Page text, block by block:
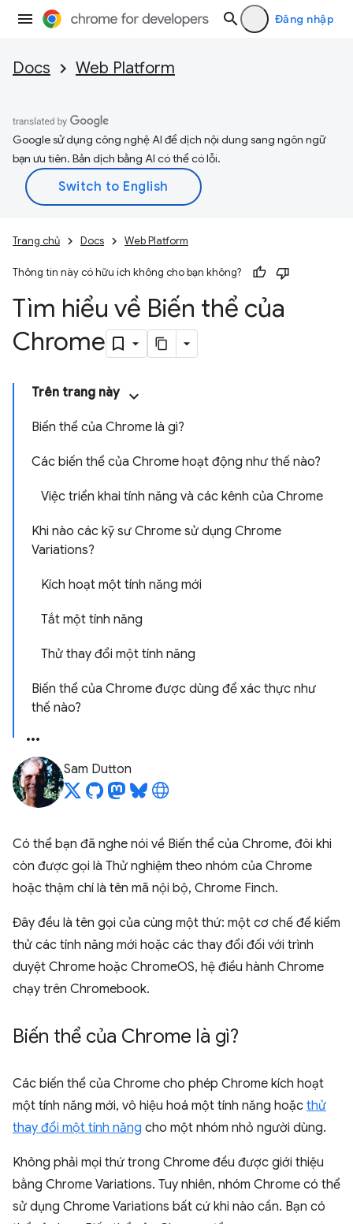
Đăng nhập
Docs Web Platform
Google sử dụng công nghệ AI để dịch nội dung sang ngôn ngữ
bạn ưu tiên. Bản dịch bằng AI có thể có lỗi.
Trang chủ Docs Web Platform
Thông tin này có hữu ích không cho bạn không?
Tìm hiểu về Biến thể của
Chrome
Trên trang này
Biến thể của Chrome là gì?
Các biến thể của Chrome hoạt động như thế nào?
Việc triển khai tính năng và các kênh của Chrome
Khi nào các kỹ sư Chrome sử dụng Chrome
Variations?
Kích hoạt một tính năng mới
Tắt một tính năng
Thử thay đổi một tính năng
Biến thể của Chrome được dùng để xác thực như
thế nào?
Sam Dutton
Có thể bạn đã nghe nói về Biến thể của Chrome, đôi khi
còn được gọi là Thử nghiệm theo nhóm của Chrome
hoặc thậm chí là tên mã nội bộ, Chrome Finch.
Đây đều là tên gọi của cùng một thứ: một cơ chế để kiểm
thử các tính năng mới hoặc các thay đổi đối với trình
duyệt Chrome hoặc ChromeOS, hệ điều hành Chrome
chạy trên Chromebook.
Biến thể của Chrome là gì?
Các biến thể của Chrome cho phép Chrome kích hoạt
một tính năng mới, vô hiệu hoá một tính năng hoặc thử
thay đổi một tính năng cho một nhóm nhỏ người dùng.
Không phải mọi thứ trong Chrome đều được giới thiệu
bằng Chrome Variations. Tuy nhiên, nhóm Chrome có thể
sử dụng Chrome Variations bất cứ khi nào cần. Bạn có